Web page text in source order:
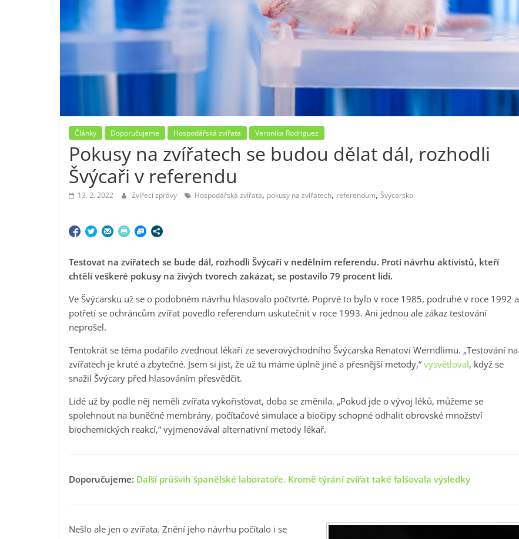
Články Doporučujeme Hospodářská zvířata Veronika Rodriguez
Pokusy na zvířatech se budou dělat dál, rozhodli
Švýcaři v referendu
13. 2. 2022 Zvířecí zprávy Hospodářská zvířata, pokusy na zvířatech, referendum, Švýcarsko
Testovat na zvířatech se bude dál, rozhodli Švýcaři v nedělním referendu. Proti návrhu aktivistů, kteří
chtěli veškeré pokusy na živých tvorech zakázat, se postavilo 79 procent lidí.
Ve Švýcarsku už se o podobném návrhu hlasovalo počtvrté. Poprvé to bylo v roce 1985, podruhé v roce 1992 a
potřetí se ochráncům zvířat povedlo referendum uskutečnit v roce 1993. Ani jednou ale zákaz testování
neprošel.
Tentokrát se téma podařilo zvednout lékaři ze severovýchodního Švýcarska Renatovi Werndlimu. „Testování na
zvířatech je kruté a zbytečné. Jsem si jist, že už tu máme úplně jiné a přesnější metody,“ vysvětloval, když se
snažil Švýcary před hlasováním přesvědčit.
Lidé už by podle něj neměli zvířata vykořisťovat, doba se změnila. „Pokud jde o vývoj léků, můžeme se
spolehnout na buněčné membrány, počítačové simulace a biočipy schopné odhalit obrovské množství
biochemických reakcí,“ vyjmenovával alternativní metody lékař.
Doporučujeme: Další průšvih španělské laboratoře. Kromě týrání zvířat také falšovala výsledky
Nešlo ale jen o zvířata. Znění jeho návrhu počítalo i se